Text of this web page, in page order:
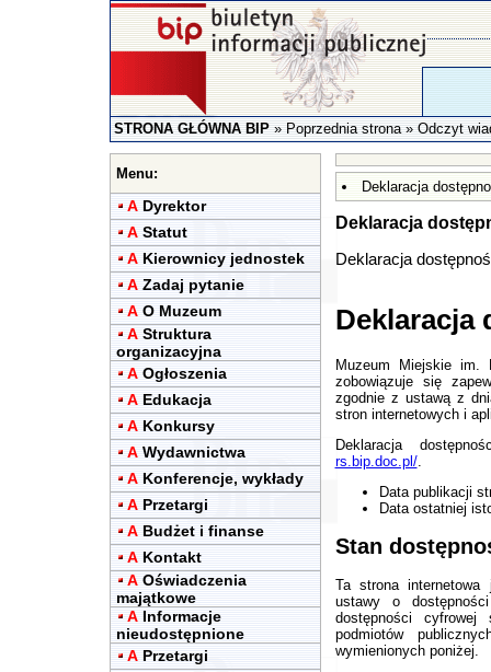
STRONA GŁÓWNA BIP»Poprzednia strona» Odczyt
Menu:
A Dyrektor
A Statut
A Kierownicy jednostek
A Zadaj pytanie
A O Muzeum
A Struktura
organizacyjna
A Ogłoszenia
A Edukacja
A Konkursy
A Wydawnictwa
A Konferencje, wykłady
A Przetargi
A Budżet i finanse
A Kontakt
A Oświadczenia
majątkowe
A Informacje
nieudostępnione
A Przetargi
Deklaracja
Deklaracja
Deklaracja
Deklaracja
Muzeum Miejskie im.
zobowiązuje się
zgodnie z ustawą z
stron internetowych i
Deklaracja
rs.bip.doc.pl/.
Data publikacji
Data ostatniej
Stan
Ta strona
ustawy o
dostępności
podmiotów
wymienionych poniżej.